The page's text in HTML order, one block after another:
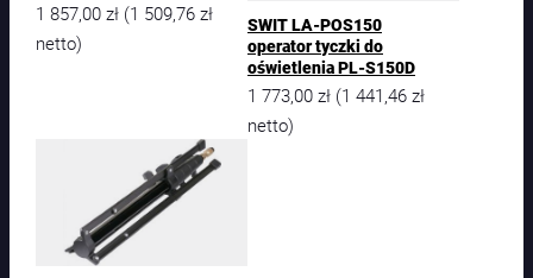
1 857,00zł (1 509,76zł
netto)
SWIT LA-POS150
operator tyczki do
oświetlenia PL-S150D
1 773,00 zł (1 441,46 zł
netto)